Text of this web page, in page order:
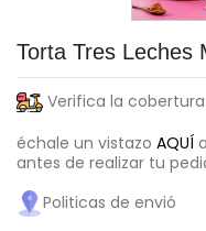
Torta Tres Leches
Verifica la
échale un vistazo AQUÍ
antes de realizar tu
Politicas de envió